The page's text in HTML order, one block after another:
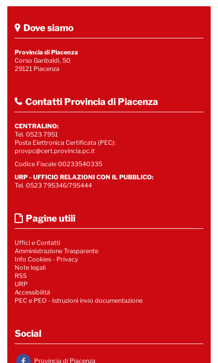
Dove siamo
Provincia di Piacenza
Corso Garibaldi, 50
29121 Piacenza
Contatti Provincia di Piacenza
CENTRALINO:
Tel. 0523 7951
Posta Elettronica Certificata (PEC):
provpc@cert.provincia.pc.it
Codice Fiscale 00233540335
URP - UFFICIO RELAZIONI CON IL PUBBLICO:
Tel. 0523 795346/795444
Pagine utili
Uffici e Contatti
Amministrazione Trasparente
Info Cookies - Privacy
Note legali
RSS
URP
Accessibilità
PEC e PEO - Istruzioni invio documentazione
Social
Provincia di Piacenza